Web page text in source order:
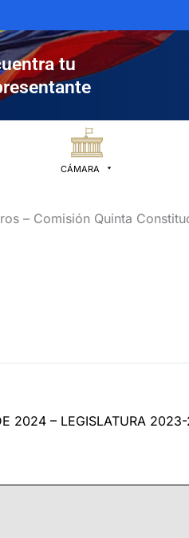
tu
CÁMARA
– Comisión Quinta
2024 – LEGISLATURA